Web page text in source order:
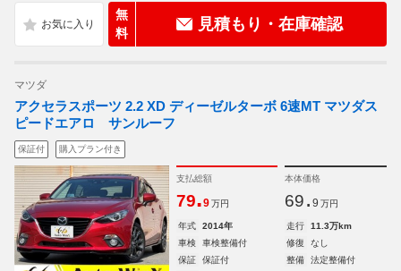
無
料
見積もり・在庫確認
マツダ
アクセラスポーツ 2.2 XD ディーゼルターボ 6速MT マツダス
ピードエアロ サンルーフ
保証付 購入プラン付き
支払総額
79.9 万円
本体価格
69. 9 万円
年式 2014年 走行
11.3万km
車検
車検整備付 修復
なし
保証
保証付 整備
法定整備付